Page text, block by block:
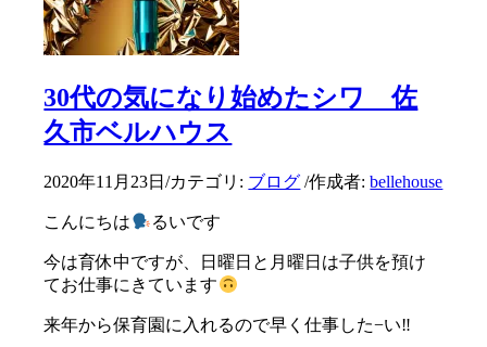
30代の気になり始めたシワ 佐
久市ベルハウス
2020年11月23日/カテゴリ: ブログ /作成者:bellehouse
こんにちは るいです
今は育休中ですが、日曜日と月曜日は子供を預け
てお仕事にきています
来年から保育園に入れるので早く仕事した−い‼︎